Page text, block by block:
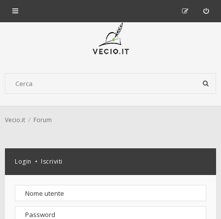
Vecio.it Forum
Login • Iscriviti